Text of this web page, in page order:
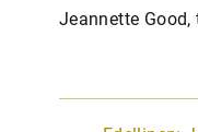
Jeannette